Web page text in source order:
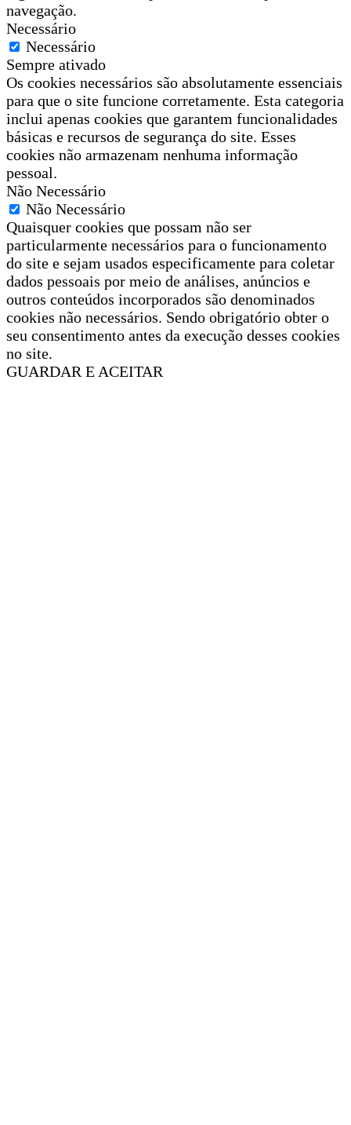
navegação.
Necessário
Necessário
Sempre ativado
Os cookies necessários são absolutamente essenciais
para que o site funcione corretamente. Esta categoria
inclui apenas cookies que garantem funcionalidades
básicas e recursos de segurança do site. Esses
cookies não armazenam nenhuma informação
pessoal.
Não Necessário
Não Necessário
Quaisquer cookies que possam não ser
particularmente necessários para o funcionamento
do site e sejam usados especificamente para coletar
dados pessoais por meio de análises, anúncios e
outros conteúdos incorporados são denominados
cookies não necessários. Sendo obrigatório obter o
seu consentimento antes da execução desses cookies
no site.
GUARDAR E ACEITAR